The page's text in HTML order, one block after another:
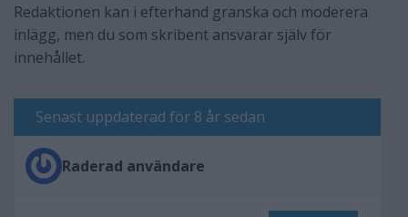
Redaktionen kan i efterhand granska och moderera
inlägg, men du som skribent ansvarar själv för
innehållet.
Senast uppdaterad för 8 år sedan
Raderad användare